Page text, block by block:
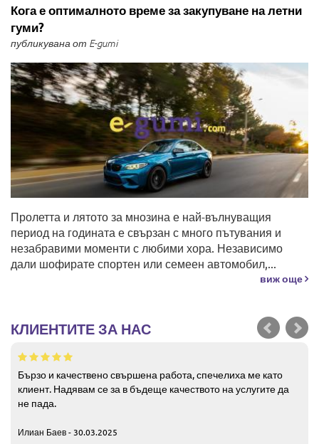
Кога е оптималното време за закупуване на летни
гуми?
публикувана от E-gumi
Пролетта и лятото за мнозина е най-вълнуващия
период на годината е свързан с много пътувания и
незабравими моменти с любими хора. Независимо
дали шофирате спортен или семеен автомобил,...
виж още
КЛИЕНТИТЕ ЗА НАС
Бързо и качествено свършена работа, спечелиха ме като
клиент. Надявам се за в бъдеще качеството на услугите да
не пада.
Илиан Баев - 30.03.2025